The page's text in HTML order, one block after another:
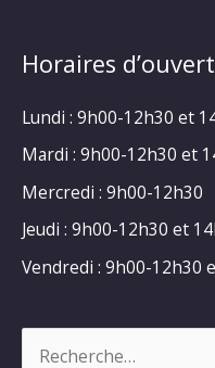
Horaires
Lundi : 9h00-12h30 et
Mardi : 9h00-12h30 et
Mercredi : 9h00-12h30
Jeudi : 9h00-12h30 et
Vendredi : 9h00-12h30